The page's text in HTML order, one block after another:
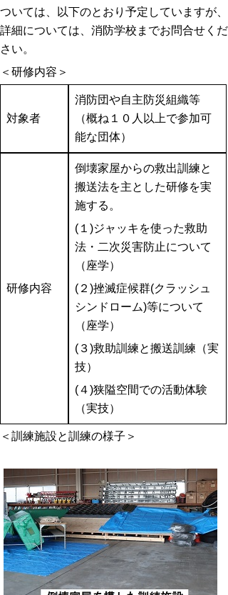
ついては、以下のとおり予定していますが、
詳細については、消防学校までお問合せくだ
さい。
＜研修内容＞
対象者
消防団や自主防災組織等
（概ね１０人以上で参加可
能な団体）
研修内容
倒壊家屋からの救出訓練と
搬送法を主とした研修を実
施する。
(１)ジャッキを使った救助
法・二次災害防止について
（座学）
(２)挫滅症候群(クラッシュ
シンドローム)等について
（座学）
(３)救助訓練と搬送訓練（実
技）
(４)狭隘空間での活動体験
（実技）
＜訓練施設と訓練の様子＞